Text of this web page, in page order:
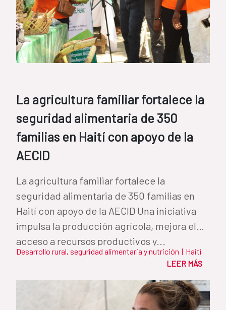
La agricultura familiar fortalece la
seguridad alimentaria de 350
familias en Haití con apoyo de la
AECID
La agricultura familiar fortalece la
seguridad alimentaria de 350 familias en
Haití con apoyo de la AECID Una iniciativa
impulsa la producción agrícola, mejora el
acceso a recursos productivos y...
Desarrollo rural, seguridad alimentaria y nutrición | Haití
LEER MÁS